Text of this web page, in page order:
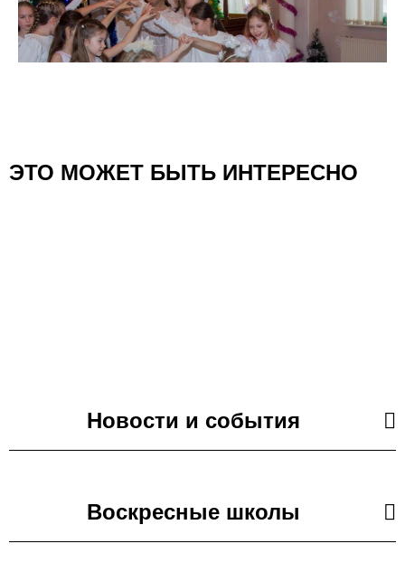
ЭТО МОЖЕТ БЫТЬ ИНТЕРЕСНО
Новости и события
Воскресные школы